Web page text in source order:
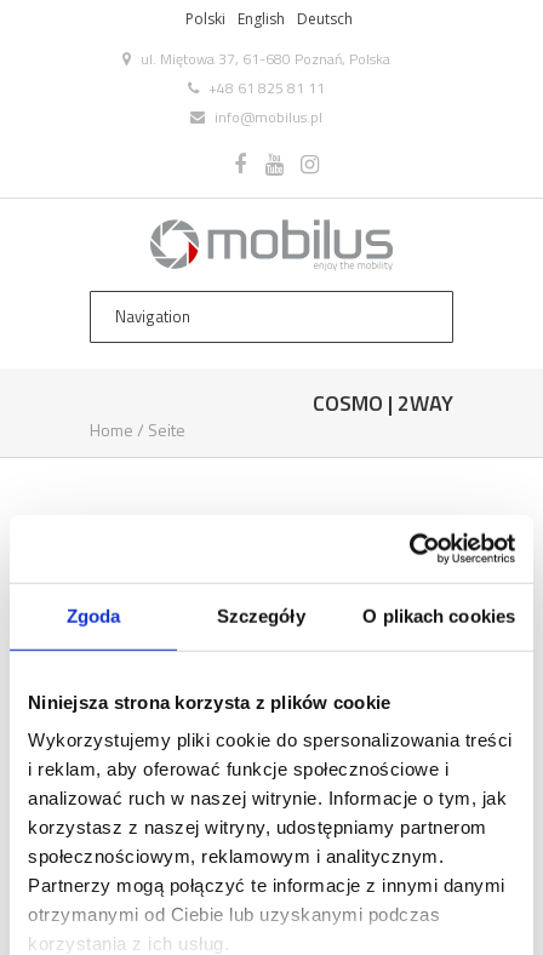
Zgoda Szczegóły O plikach cookies
Niniejsza strona korzysta z plików cookie
Wykorzystujemy pliki cookie do spersonalizowania treści
i reklam, aby oferować funkcje społecznościowe i
analizować ruch w naszej witrynie. Informacje o tym, jak
korzystasz z naszej witryny, udostępniamy partnerom
społecznościowym, reklamowym i analitycznym.
Partnerzy mogą połączyć te informacje z innymi danymi
otrzymanymi od Ciebie lub uzyskanymi podczas
korzystania z ich usług.
Polski English Deutsch
ul. Miętowa 37, 61-680 Poznań, Polska
+48 61 825 81 11
info@mobilus.pl
COSMO | 2WAY
Home/ Seite
COSMO | GTW
Zentral COSMO | GTW SPEZIFIKATION
KOMMUNIKATIONSTECHNIK: COSMO | 2WAY
100 KANÄLE INFINITE ANZAHL DER KANALGRUPPEN
INFINIERUNGSZAHL DER DEFINIERTEN PLÄTZE
AUTOMATIK: TAGESMODUS, WOCHENMODUS,
ASTRO-FUNKTIONEN FARBE: WEISS, SCHWARZ
NETZTEIL: EINGANG 230 V~ / 50 Hz; AUSGANG 5V DC
2 A SCHNITTSTELLEN: Wi-Fi (2,4 GHz, 802.11 b/g/n),
ETHERNET BANDBREITE 868 MHz 120 x 120 x 35 mm